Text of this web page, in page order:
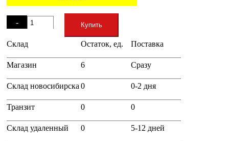
-
+
Купить
Склад Остаток, ед. Поставка
Магазин 6 Сразу
Склад новосибирска 0 0-2 дня
Транзит 0 0
Склад удаленный 0 5-12 дней